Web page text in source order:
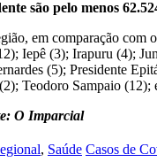
são pelo menos
em comparação
Iepê (3); Irapuru (4);
(5); Presidente
Teodoro Sampaio (12);
O Imparcial
, Saúde Casos de